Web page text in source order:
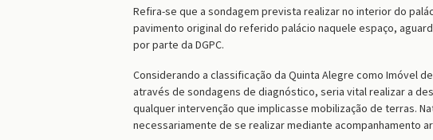
Refira-se que a sondagem prevista realizar no interior do
pavimento original do referido palácio naquele espaço,
por parte da DGPC.
Considerando a classificação da Quinta Alegre como Imóvel
através de sondagens de diagnóstico, seria vital realizar a
qualquer intervenção que implicasse mobilização de terras.
necessariamente de se realizar mediante acompanhamento